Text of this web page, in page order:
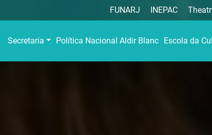
FUNARJ INEPAC
Secretaria Política Nacional Aldir Blanc Escola da